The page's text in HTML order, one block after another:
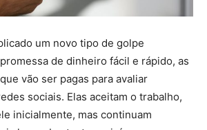
um novo tipo de golpe
de dinheiro fácil e rápido, as
vão ser pagas para avaliar
sociais. Elas aceitam o trabalho,
inicialmente, mas continuam